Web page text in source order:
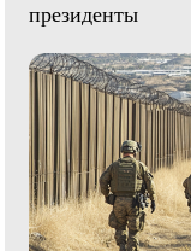
президенты